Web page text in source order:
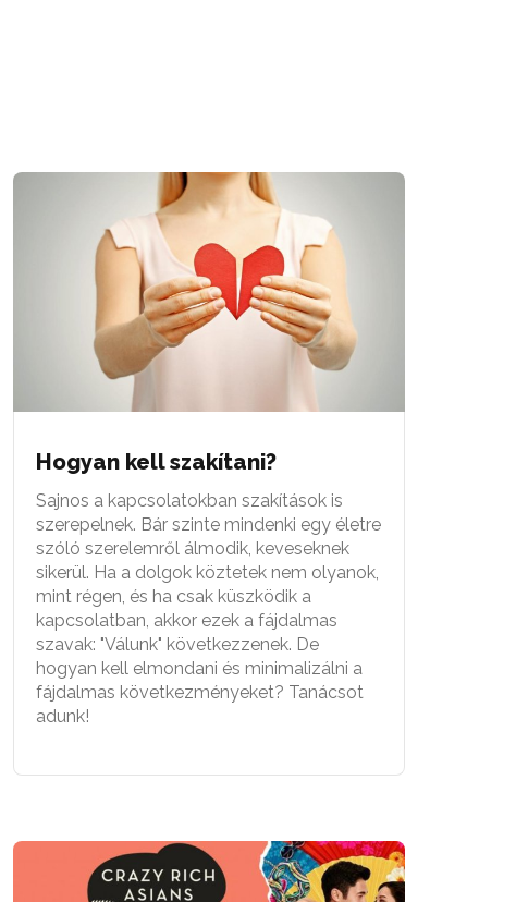
Hogyan kell szakítani?
Sajnos a kapcsolatokban szakítások is
szerepelnek. Bár szinte mindenki egy életre
szóló szerelemről álmodik, keveseknek
sikerül. Ha a dolgok köztetek nem olyanok,
mint régen, és ha csak küszködik a
kapcsolatban, akkor ezek a fájdalmas
szavak: "Válunk" következzenek. De
hogyan kell elmondani és minimalizálni a
fájdalmas következményeket? Tanácsot
adunk!